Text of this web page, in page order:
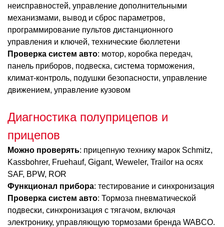
неисправностей, управление дополнительными
механизмами, вывод и сброс параметров,
программирование пультов дистанционного
управления и ключей, технические бюллетени
Проверка систем авто: мотор, коробка передач,
панель приборов, подвеска, система торможения,
климат-контроль, подушки безопасности, управление
движением, управление кузовом
Диагностика полуприцепов и
прицепов
Можно проверять: прицепную технику марок Schmitz,
Kassbohrer, Fruehauf, Gigant, Weweler, Trailor на осях
SAF, BPW, ROR
Функционал прибора: тестирование и синхронизация
Проверка систем авто: Тормоза пневматической
подвески, синхронизация с тягачом, включая
электронику, управляющую тормозами бренда WABCO.